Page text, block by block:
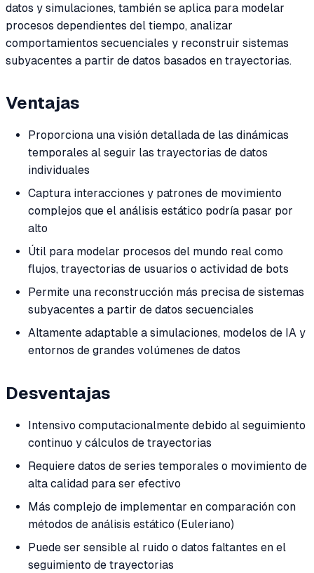
datos y simulaciones, también se aplica para modelar
procesos dependientes del tiempo, analizar
comportamientos secuenciales y reconstruir sistemas
subyacentes a partir de datos basados en trayectorias.
Ventajas
Proporciona una visión detallada de las dinámicas
temporales al seguir las trayectorias de datos
individuales
Captura interacciones y patrones de movimiento
complejos que el análisis estático podría pasar por
alto
Útil para modelar procesos del mundo real como
flujos, trayectorias de usuarios o actividad de bots
Permite una reconstrucción más precisa de sistemas
subyacentes a partir de datos secuenciales
Altamente adaptable a simulaciones, modelos de IA y
entornos de grandes volúmenes de datos
Desventajas
Intensivo computacionalmente debido al seguimiento
continuo y cálculos de trayectorias
Requiere datos de series temporales o movimiento de
alta calidad para ser efectivo
Más complejo de implementar en comparación con
métodos de análisis estático (Euleriano)
Puede ser sensible al ruido o datos faltantes en el
seguimiento de trayectorias